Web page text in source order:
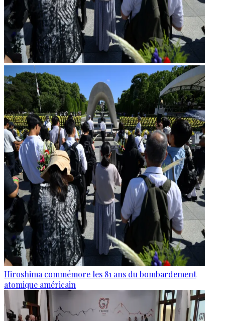
Hiroshima commémore les 81 ans du bombardement
atomique américain